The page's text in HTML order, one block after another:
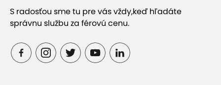
S radosťou sme tu pre vás vždy,keď hľadáte
správnu službu za férovú cenu.